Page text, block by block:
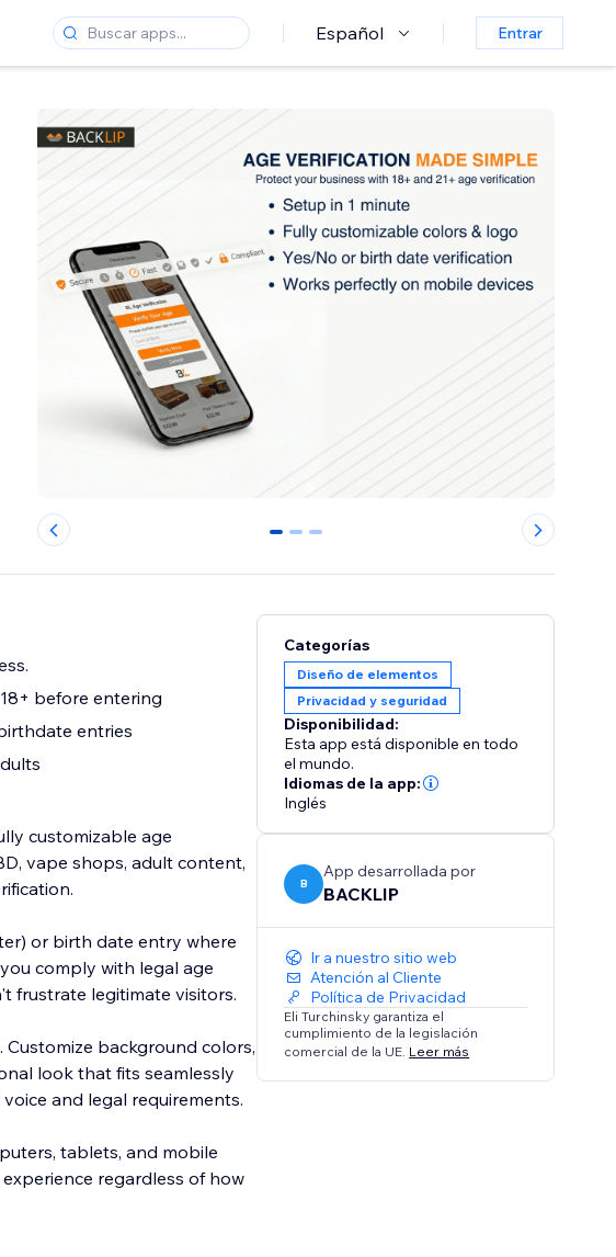
Español Entrar
0 1 2
before entering
entries
customizable age
vape shops, adult content,
or birth date entry where
comply with legal age
frustrate legitimate visitors.
background colors,
look that fits seamlessly
and legal requirements.
tablets, and mobile
regardless of how
Categorías
Diseño de elementos
Privacidad y seguridad
Disponibilidad:
Esta app está disponible en todo
el mundo.
Idiomas de la app:
Inglés
B
App desarrollada por
BACKLIP
Ir a nuestro sitio web
Atención al Cliente
Política de Privacidad
Eli Turchinsky garantiza el
cumplimiento de la legislación
comercial de la UE. Leer más